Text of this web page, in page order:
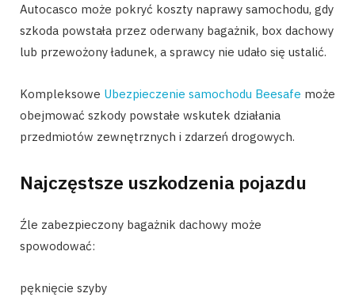
Autocasco może pokryć koszty naprawy samochodu, gdy
szkoda powstała przez oderwany bagażnik, box dachowy
lub przewożony ładunek, a sprawcy nie udało się ustalić.
Kompleksowe Ubezpieczenie samochodu Beesafe może
obejmować szkody powstałe wskutek działania
przedmiotów zewnętrznych i zdarzeń drogowych.
Najczęstsze uszkodzenia pojazdu
Źle zabezpieczony bagażnik dachowy może
spowodować:
pęknięcie szyby